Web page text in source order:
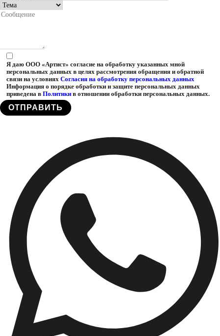
Я даю ООО «Артист» согласие на обработку указанных мной
персональных данных в целях рассмотрения обращения и обратной
связи на условиях Согласия на обработку персональных данных
Информация о порядке обработки и защите персональных данных
приведена в Политики в отношении обработки персональных данных.